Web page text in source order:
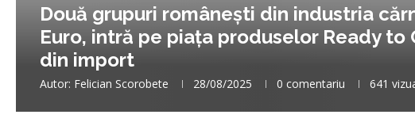
Două grupuri românești din industria
Euro, intră pe piața produselor Ready
din import
Autor: Felician Scorobete 28/08/2025 0 comentariu 641